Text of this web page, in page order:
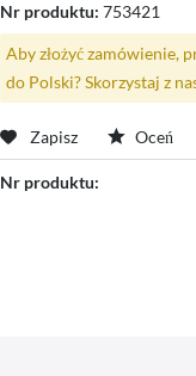
Nr produktu:753421
Aby złożyć zamówienie,
do Polski? Skorzystaj z
Zapisz Oceń
Nr produktu: